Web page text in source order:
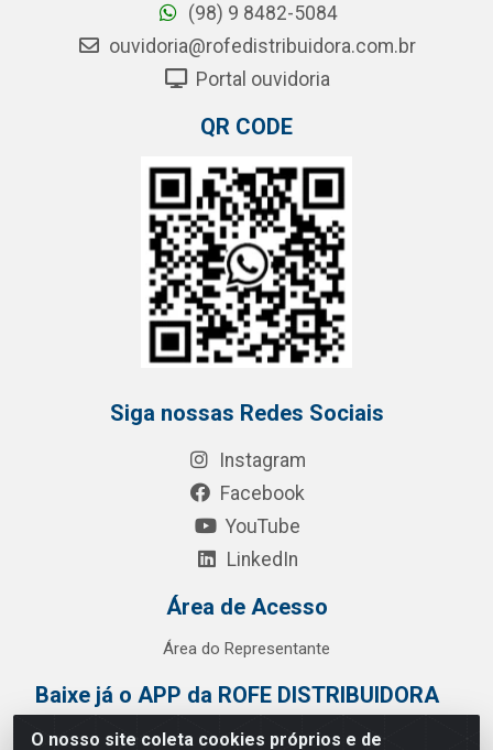
O nosso site coleta cookies próprios e de
(98) 9 8482-5084
ouvidoria@rofedistribuidora.com.br
Portal ouvidoria
QR CODE
Siga nossas Redes Sociais
Instagram
Facebook
YouTube
LinkedIn
Área de Acesso
Área do Representante
Baixe já o APP da ROFE DISTRIBUIDORA